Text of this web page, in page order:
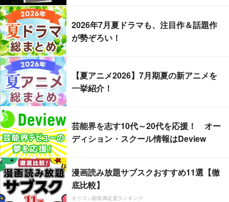
2026年7月夏ドラマも、注目作＆話題作
が勢ぞろい！
【夏アニメ2026】7月期夏の新アニメを
一挙紹介！
芸能界を志す10代～20代を応援！ オー
ディション・スクール情報はDeview
漫画読み放題サブスクおすすめ11選【徹
底比較】
オリコン顧客満足度ランキング